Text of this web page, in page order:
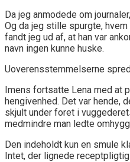
Da jeg anmodede om
Og da jeg stille spurgte,
fandt jeg ud af, at han var
navn ingen kunne huske.
Uoverensstemmelserne
Imens fortsatte Lena med at
hengivenhed. Det var hende,
skjult under foret i
medmindre man ledte
Den indeholdt kun en smule
Intet, der lignede